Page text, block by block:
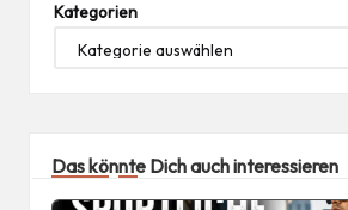
Kategorien
Das könnte Dich auch interessieren